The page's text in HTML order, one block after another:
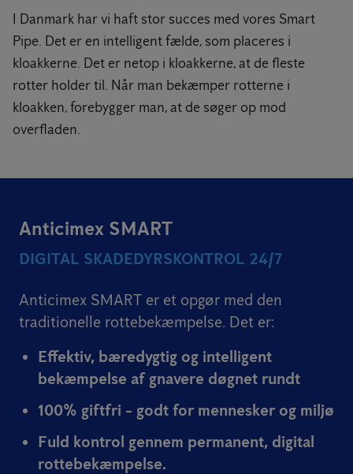
I Danmark har vi haft stor succes med vores Smart
Pipe. Det er en intelligent fælde, som placeres i
kloakkerne. Det er netop i kloakkerne, at de fleste
rotter holder til. Når man bekæmper rotterne i
kloakken, forebygger man, at de søger op mod
overfladen.
Anticimex SMART
DIGITAL SKADEDYRSKONTROL 24/7
Anticimex SMART er et opgør med den
traditionelle rottebekæmpelse. Det er:
Effektiv, bæredygtig og intelligent
bekæmpelse af gnavere døgnet rundt
100% giftfri - godt for mennesker og miljø
Fuld kontrol gennem permanent, digital
rottebekæmpelse.